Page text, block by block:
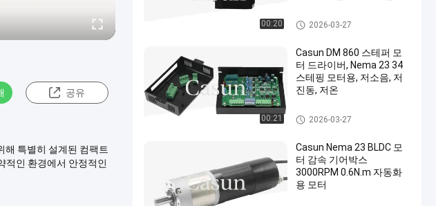
공유
특별히 설계된 컴팩트
적인 환경에서 안정적인
00:20 비 사로잡힌 스텝 모터
2026-03-27
00:21
Casun DM 860 스테퍼 모
터 드라이버, Nema 23 34
스테핑 모터용, 저소음, 저
진동, 저온
2개 단계 스텝퍼 모터 드라이버
2026-03-27
Casun Nema 23 BLDC 모
터 감속 기어박스
3000RPM 0.6N.m 자동화
용 모터